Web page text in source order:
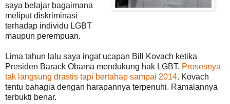
saya belajar bagaimana
meliput diskriminasi
terhadap individu LGBT
maupun perempuan.
Lima tahun lalu saya ingat ucapan Bill Kovach ketika
Presiden Barack Obama mendukung hak LGBT. Prosesnya
tak langsung drastis tapi bertahap sampai 2014. Kovach
tentu bahagia dengan harapannya terpenuhi. Ramalannya
terbukti benar.